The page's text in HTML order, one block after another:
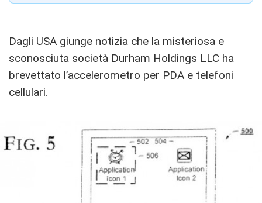
Dagli USA giunge notizia che la misteriosa e
sconosciuta società Durham Holdings LLC ha
brevettato l’accelerometro per PDA e telefoni
cellulari.